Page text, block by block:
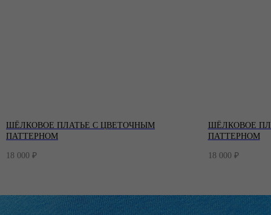
ШЁЛКОВОЕ ПЛАТЬЕ С ЦВЕТОЧНЫМ
ПАТТЕРНОМ
18 000 ₽
ШЁЛКОВОЕ
ПАТТЕРНОМ
18 000 ₽